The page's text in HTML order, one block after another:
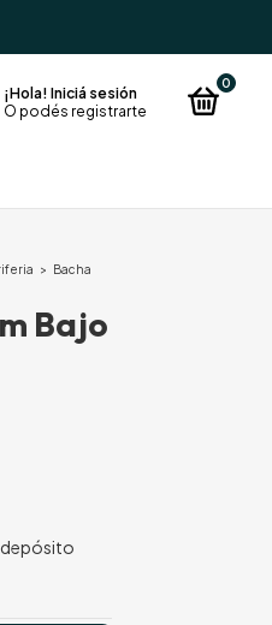
¡Hola! Iniciá sesión
O podés registrarte
0
> Bacha
Bajo
depósito